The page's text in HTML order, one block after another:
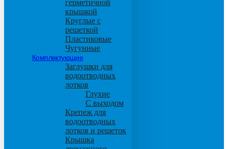
герметичной
крышкой
Круглые с
решеткой
Пластиковые
Чугунные
Комплектующие
Заглушки для
водоотводных
лотков
Глухие
С выходом
Крепеж для
водоотводных
лотков и решеток
Крышка